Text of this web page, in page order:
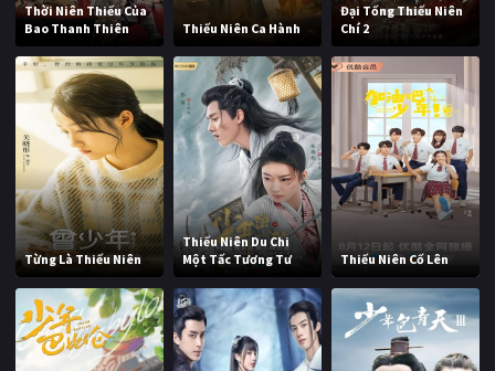
Thời Niên Thiếu Của
Bao Thanh Thiên
Thiếu Niên Ca Hành
Đại Tống Thiếu Niên
Chí 2
Từng Là Thiếu Niên
Thiếu Niên Du Chi
Một Tấc Tương Tư
Thiếu Niên Cố Lên